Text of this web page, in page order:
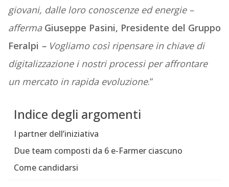
giovani, dalle loro conoscenze ed energie –
afferma Giuseppe Pasini, Presidente del Gruppo
Feralpi – Vogliamo così ripensare in chiave di
digitalizzazione i nostri processi per affrontare
un mercato in rapida evoluzione.”
Indice degli argomenti
I partner dell’iniziativa
Due team composti da 6 e-Farmer ciascuno
Come candidarsi